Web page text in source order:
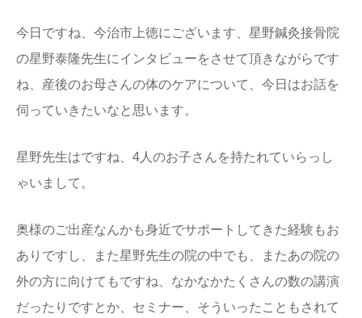
今日ですね、今治市上徳にございます、星野鍼灸接骨院
の星野泰隆先生にインタビューをさせて頂きながらです
ね、産後のお母さんの体のケアについて、今日はお話を
伺っていきたいなと思います。
星野先生はですね、4人のお子さんを持たれていらっし
ゃいまして。
奥様のご出産なんかも身近でサポートしてきた経験もお
ありですし、また星野先生の院の中でも、またあの院の
外の方に向けてもですね、なかなかたくさんの数の講演
だったりですとか、セミナー、そういったこともされて